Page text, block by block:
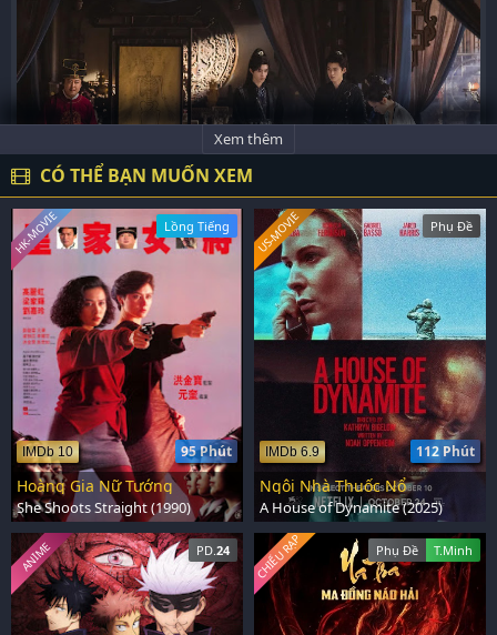
Xem thêm
CÓ THỂ BẠN MUỐN XEM
Lồng Tiếng
95 Phút
IMDb 10
HK-MOVIE
Hoàng Gia Nữ Tướng
She Shoots Straight (1990)
Phụ Đề
112 Phút
IMDb 6.9
US-MOVIE
Ngôi Nhà Thuốc Nổ
A House of Dynamite (2025)
PD. 24
ANIME Phụ Đề T.Minh
CHIẾU RẠP